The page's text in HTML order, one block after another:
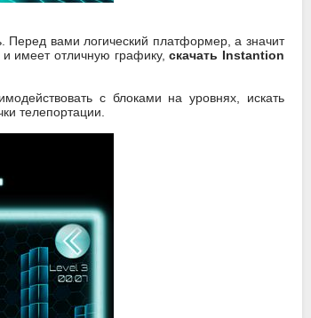
Перед вами логический платформер, а значит
и имеет отличную графику,скачать Instantion
с блоками на уровнях, искать
телепортации.